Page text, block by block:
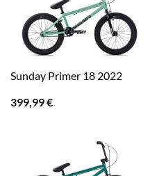
Sunday Primer 18 2022
399,99€